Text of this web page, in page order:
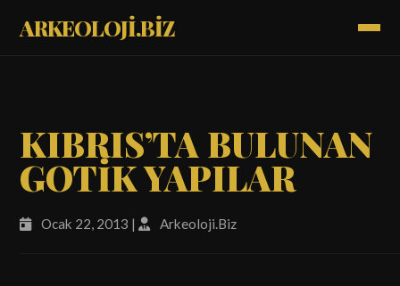
ARKEOLOJİ.BİZ
KIBRIS’TA BULUNAN
GOTİK YAPILAR
Ocak 22, 2013 | Arkeoloji.Biz